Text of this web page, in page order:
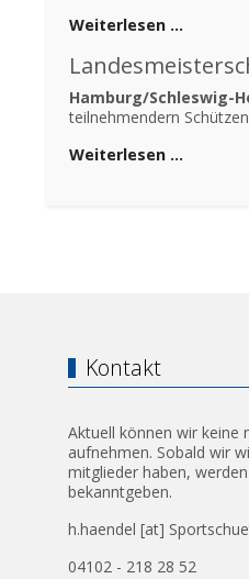
Weiterlesen …
Hamburg/Schleswig-
teilnehmendern Schützen
Weiterlesen …
Kontakt
Aktuell können wir keine
aufnehmen. Sobald wir
mitglieder haben,
bekanntgeben.
h.haendel [at]
04102 - 218 28 52